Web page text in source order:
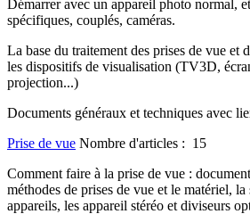
Démarrer avec un appareil photo normal,
spécifiques, couplés, caméras.
La base du traitement des prises de vue et
les dispositifs de visualisation (TV3D,
projection...)
Documents généraux et techniques avec
Prise de vue Nombre d'articles : 15
Comment faire à la prise de vue :
méthodes de prises de vue et le matériel,
appareils, les appareil stéréo et diviseurs